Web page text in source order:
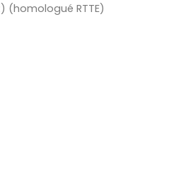
(homologué RTTE)